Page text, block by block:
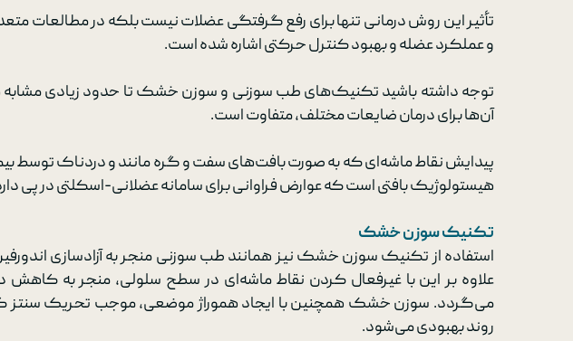
تأثیر این روش درمانی تنها برای رفع گرفتگی عضلات نیست بلکه در مطالعات
و عملکرد عضله و بهبود کنترل حرکتی اشاره شده است.
توجه داشته باشید تکنیک‌های طب سوزنی و سوزن خشک تا حدود زیادی مشابه
آن‌ها برای درمان ضایعات مختلف، متفاوت است.
پیدایش نقاط ماشه‌ای که به صورت بافت‌های سفت و گره مانند و دردناک توسط
هیستولوژیک بافتی است که عوارض فراوانی برای سامانه عضلانی-اسکلتی در پی
تکنیک سوزن خشک
استفاده از تکنیک سوزن خشک نیز همانند طب سوزنی منجر به آزادسازی
علاوه بر این با غیرفعال کردن نقاط ماشه‌ای در سطح سلولی، منجر به کاهش
می‌گردد. سوزن خشک همچنین با ایجاد هموراژ موضعی، موجب تحریک سنتز
روند بهبودی می‌شود.